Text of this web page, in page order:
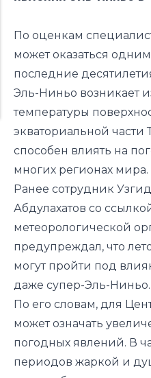
По оценкам
может оказаться
последние
Эль-Ниньо возникает
температуры
экваториальной части
способен влиять на
многих регионах мира.
Ранее сотрудник
Абдулахатов со
метеорологической
предупреждал, что
могут пройти под
даже супер-Эль-Ниньо.
По его словам, для
может означать
погодных явлений. В
периодов жаркой и